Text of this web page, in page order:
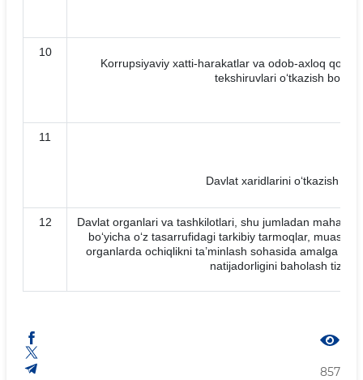
10
Korrupsiyaviy xatti-harakatlar va odob-axloq
tekshiruvlari o‘tkazish
11
Davlat xaridlarini o‘tkazish
12
Davlat organlari va tashkilotlari, shu jumladan mahalliy
bo‘yicha o‘z tasarrufidagi tarkibiy tarmoqlar,
organlarda ochiqlikni ta’minlash sohasida amalga
natijadorligini baholash
857